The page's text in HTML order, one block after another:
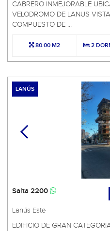
CABRERO INMEJORABLE
VELODROMO DE LANUS
COMPUESTO DE ...
80.00 M2 2
LANÚS
Salta 2200
Lanús Este
EDIFICIO DE GRAN